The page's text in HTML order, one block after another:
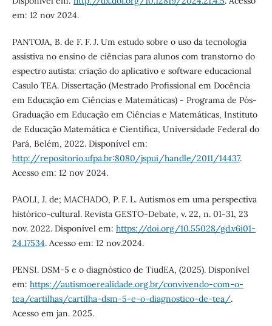
em: 12 nov 2024.
PANTOJA, B. de F. F. J. Um estudo sobre o uso da tecnologia
assistiva no ensino de ciências para alunos com transtorno do
espectro autista: criação do aplicativo e software educacional
Casulo TEA. Dissertação (Mestrado Profissional em Docência
em Educação em Ciências e Matemáticas) - Programa de Pós-
Graduação em Educação em Ciências e Matemáticas, Instituto
de Educação Matemática e Científica, Universidade Federal do
Pará, Belém, 2022. Disponível em:
http://repositorio.ufpa.br:8080/jspui/handle/2011/14437.
Acesso em: 12 nov 2024.
PAOLI, J. de; MACHADO, P. F. L. Autismos em uma perspectiva
histórico-cultural. Revista GESTO-Debate, v. 22, n. 01-31, 23
nov. 2022. Disponível em: https://doi.org/10.55028/gd.v6i01-
24.17534. Acesso em: 12 nov.2024.
PENSI. DSM-5 e o diagnóstico de TiudEA, (2025). Disponível
em: https://autismoerealidade.org.br/convivendo-com-o-
tea/cartilhas/cartilha-dsm-5-e-o-diagnostico-de-tea/.
Acesso em jan. 2025.